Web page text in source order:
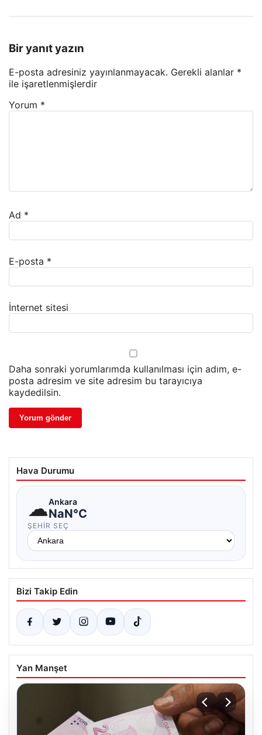
Bir yanıt yazın
E-posta adresiniz yayınlanmayacak. Gerekli alanlar *
ile işaretlenmişlerdir
Yorum *
Ad *
E-posta *
İnternet sitesi
Daha sonraki yorumlarımda kullanılması için adım, e-
posta adresim ve site adresim bu tarayıcıya
kaydedilsin.
Hava Durumu
☁Ankara
NaN°C
ŞEHIR SEÇ
Bizi Takip Edin
Yan Manşet